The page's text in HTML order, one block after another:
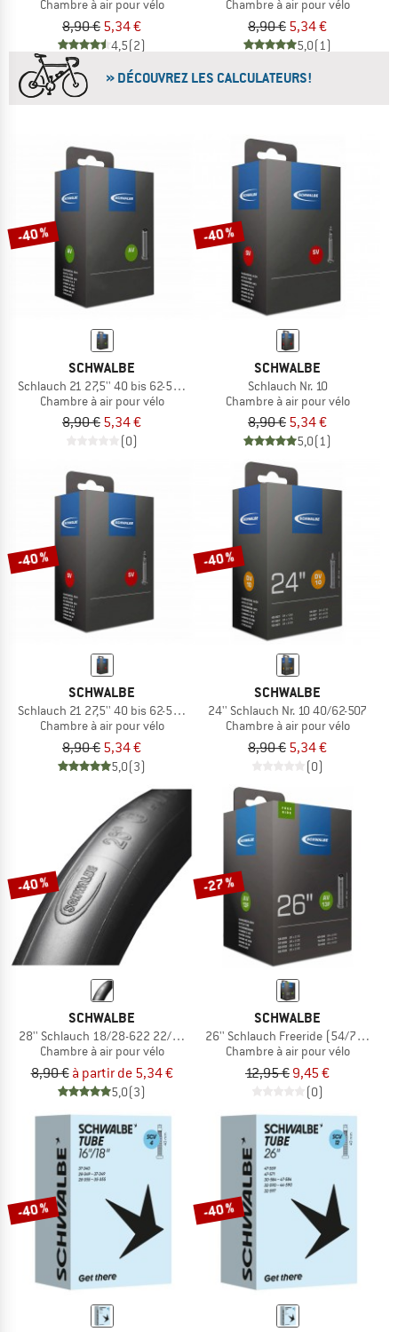
Chambre à air pour vélo
8,90 € 5,34 €
4,5(2)
Chambre à air pour vélo
8,90 € 5,34 €
5,0(1)
» DÉCOUVREZ LES CALCULATEURS!
-40 %
SCHWALBE
Schlauch 21 27,5'' 40 bis 62-584 AV
Chambre à air pour vélo
8,90 € 5,34 €
(0)
-40 %
SCHWALBE
Schlauch Nr. 10
Chambre à air pour vélo
8,90 € 5,34 €
5,0(1)
-40 %
SCHWALBE
Schlauch 21 27,5'' 40 bis 62-584 SV
Chambre à air pour vélo
8,90 € 5,34 €
5,0(3)
-40 %
SCHWALBE
24'' Schlauch Nr. 10 40/62-507
Chambre à air pour vélo
8,90 € 5,34 €
(0)
-40 %
SCHWALBE
28'' Schlauch 18/28-622 22/25-630 SV 15
Chambre à air pour vélo
8,90 € à partir de 5,34 €
5,0(3)
-27 %
SCHWALBE
26'' Schlauch Freeride (54/75-559)
Chambre à air pour vélo
12,95 € 9,45 €
(0)
-40 % -40 %